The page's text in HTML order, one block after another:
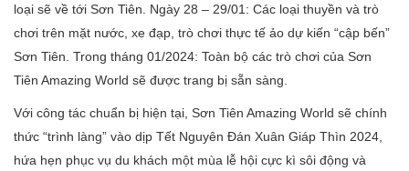
loại sẽ về tới Sơn Tiên. Ngày 28 – 29/01: Các loại thuyền và trò
chơi trên mặt nước, xe đạp, trò chơi thực tế ảo dự kiến “cập bến”
Sơn Tiên. Trong tháng 01/2024: Toàn bộ các trò chơi của Sơn
Tiên Amazing World sẽ được trang bị sẵn sàng.
Với công tác chuẩn bị hiện tại, Sơn Tiên Amazing World sẽ chính
thức “trình làng” vào dịp Tết Nguyên Đán Xuân Giáp Thìn 2024,
hứa hẹn phục vụ du khách một mùa lễ hội cực kì sôi động và